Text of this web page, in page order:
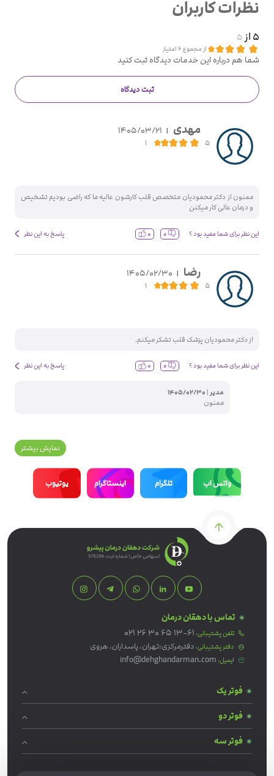
نظرات کاربران
5 از 5
از مجموع 6 امتیاز
شما هم درباره این خدمات دیدگاه ثبت کنید
ثبت دیدگاه
مهدی |
1405/03/21
ممنون از دکتر محمودیان متخصص قلب کارشون عالیه ما که راضی بودیم تشخیص
و درمان عالی کار میکنن
این نظر برای شما مفید بود ؟ 0
0 پاسخ به این نظر
رضا |
1405/02/30
از دکتر محمودیان پزشک قلب تشکر میکنم.
این نظر برای شما مفید بود ؟ 0
0 پاسخ به این نظر
مدیر |
1405/02/30
ممنون
نمایش بیشتر
واتس اپ تلگرام اینستاگرام یوتیوب
تماس با دهقان درمان
تلفن پشتیبانی: 021 26 30 65 13-61
دفتر پشتیبانی: دفترمرکزی:تهران، پاسداران، هروی
ایمیل: info@dehghandarman.com
فوتر یک
فوتر دو
فوتر سه